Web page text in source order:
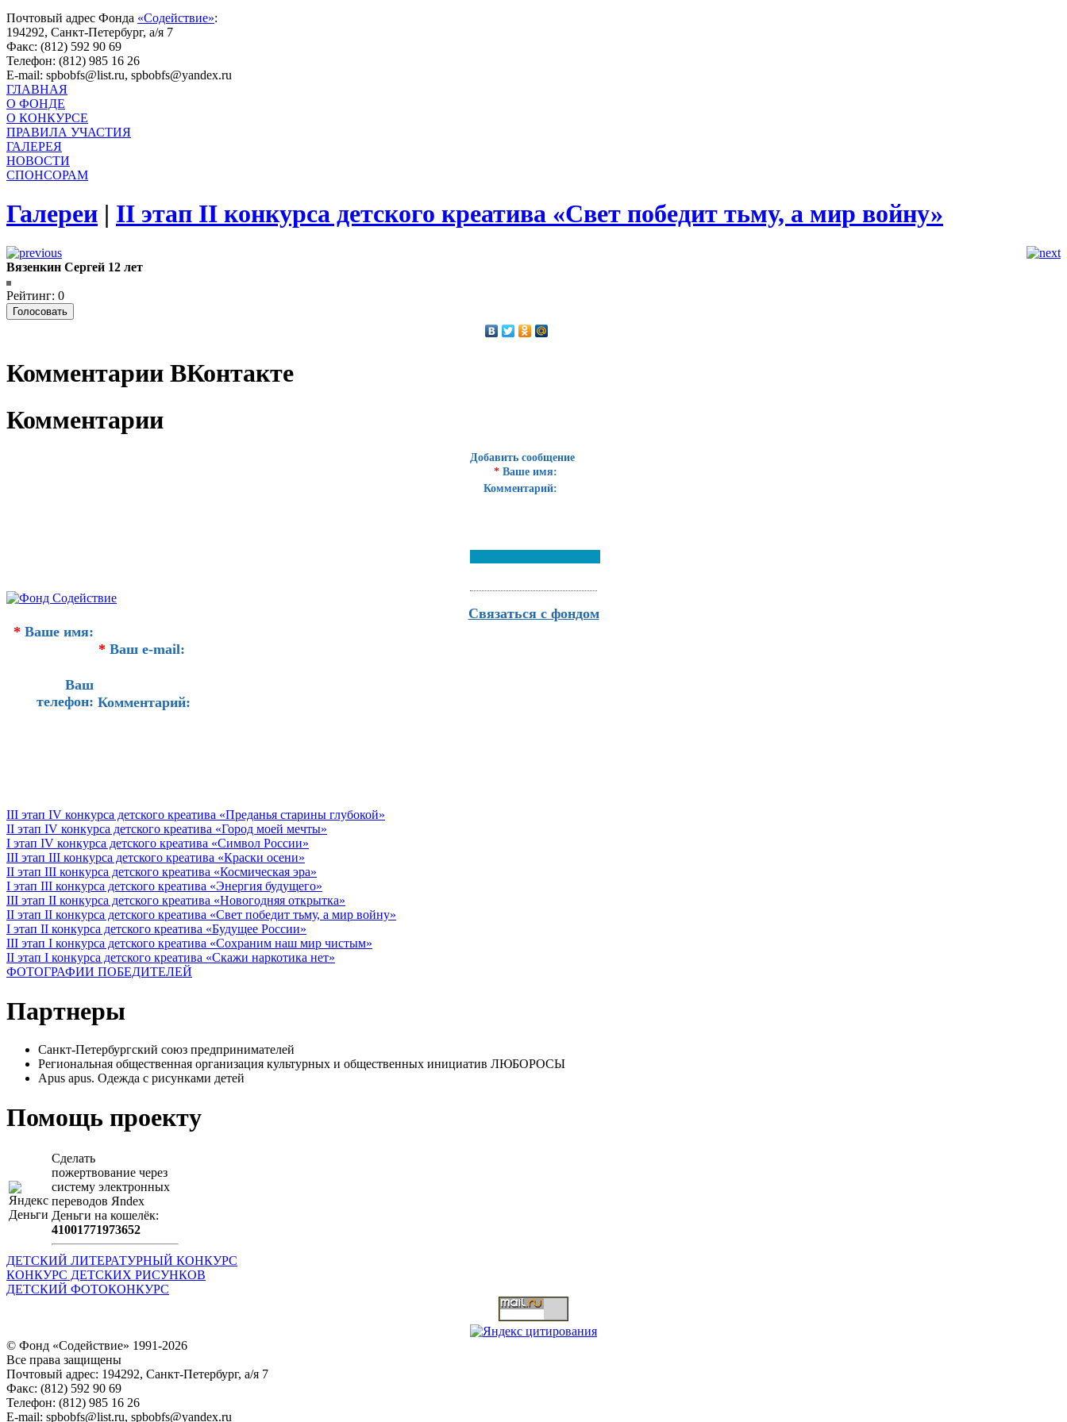
Почтовый адрес Фонда «Содействие»:
194292, Санкт-Петербург, а/я 7
Факс: (812) 592 90 69
Телефон: (812) 985 16 26
E-mail: spbobfs@list.ru, spbobfs@yandex.ru
ГЛАВНАЯ
О ФОНДЕ
О КОНКУРСЕ
ПРАВИЛА УЧАСТИЯ
ГАЛЕРЕЯ
НОВОСТИ
СПОНСОРАМ
Галереи | II этап II конкурса детского креатива «Свет победит тьму, а мир войну»
Вязенкин Сергей 12 лет
Рейтинг: 0
Комментарии ВКонтакте
Комментарии
Добавить сообщение
* Ваше имя:
Комментарий:
Связаться с фондом
* Ваше имя:
* Ваш e-mail:
Ваш
телефон: Комментарий:
III этап IV конкурса детского креатива «Преданья старины глубокой»
II этап IV конкурса детского креатива «Город моей мечты»
I этап IV конкурса детского креатива «Символ России»
III этап III конкурса детского креатива «Краски осени»
II этап III конкурса детского креатива «Космическая эра»
I этап III конкурса детского креатива «Энергия будущего»
III этап II конкурса детского креатива «Новогодняя открытка»
II этап II конкурса детского креатива «Свет победит тьму, а мир войну»
I этап II конкурса детского креатива «Будущее России»
III этап I конкурса детского креатива «Сохраним наш мир чистым»
II этап I конкурса детского креатива «Скажи наркотика нет»
ФОТОГРАФИИ ПОБЕДИТЕЛЕЙ
Партнеры
Санкт-Петербургский союз предпринимателей
Региональная общественная организация культурных и общественных инициатив ЛЮБОРОСЫ
Apus apus. Одежда с рисунками детей
Помощь проекту
Сделать
пожертвование через
систeму элeктронных
пeрeводов Яndex
Деньги на кошeлёк:
41001771973652
ДЕТСКИЙ ЛИТЕРАТУРНЫЙ КОНКУРС
КОНКУРС ДЕТСКИХ РИСУНКОВ
ДЕТСКИЙ ФОТОКОНКУРС
© Фонд «Содействие» 1991-2026
Все права защищены
Почтовый адрес: 194292, Санкт-Петербург, а/я 7
Факс: (812) 592 90 69
Телефон: (812) 985 16 26
E-mail: spbobfs@list.ru, spbobfs@yandex.ru